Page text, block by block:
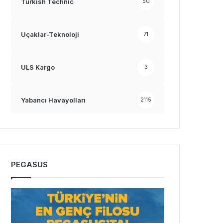
Uçaklar-Teknoloji 71
ULS Kargo 3
Yabancı Havayolları 2115
PEGASUS